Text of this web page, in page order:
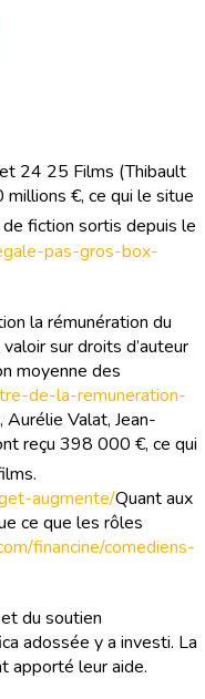
24 25 Films (Thibault
€, ce qui le situe
fiction sortis depuis le
pas-gros-box-
la rémunération du
sur droits d’auteur
moyenne des
de-la-remuneration-
Aurélie Valat, Jean-
reçu 398 000 €, ce qui
augmente/Quant aux
ce que les rôles
financine/comediens-
du soutien
adossée y a investi. La
apporté leur aide.